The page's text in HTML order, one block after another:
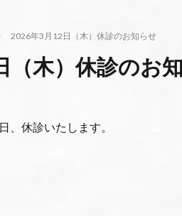
2026年3月12日（木）休診のお知らせ
（木）休診のお
、休診いたします。